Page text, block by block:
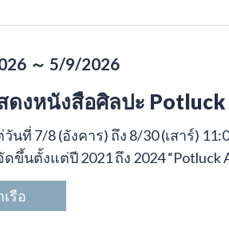
～ 5/9/2026
ดงหนังสือศิลปะ Potluck
นที่ 7/8 (อังคาร) ถึง 8/30 (เสาร์)
ดขึ้นตั้งแต่ปี 2021 ถึง 2024 “Potluck
รือ